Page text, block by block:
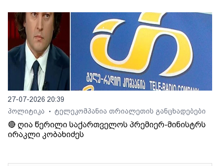
27-07-2026 20:39
პოლიტიკა
• ტელეკომპანია თრიალეთის განცხადებები
🔴 ღია წერილი საქართველოს პრემიერ-მინისტრს
ირაკლი კობახიძეს